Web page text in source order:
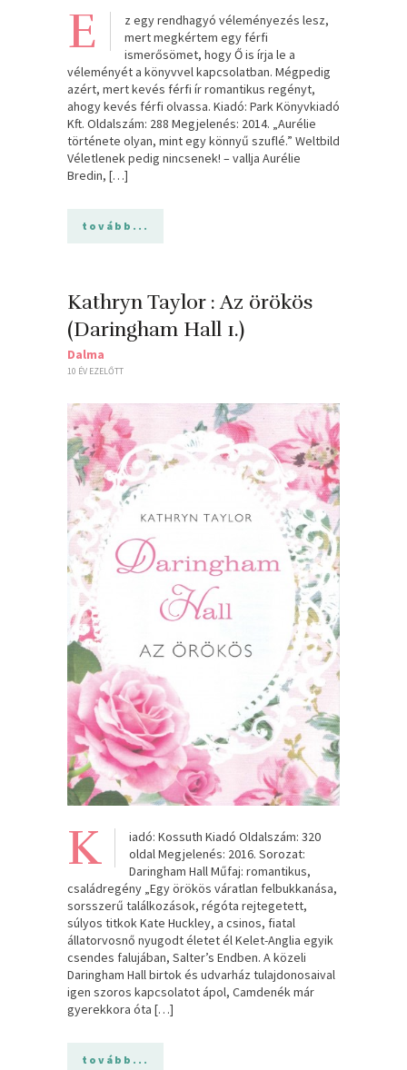
E
z egy rendhagyó véleményezés lesz,
mert megkértem egy férfi
ismerősömet, hogy Ő is írja le a
véleményét a könyvvel kapcsolatban. Mégpedig
azért, mert kevés férfi ír romantikus regényt,
ahogy kevés férfi olvassa. Kiadó: Park Könyvkiadó
Kft. Oldalszám: 288 Megjelenés: 2014. „Aurélie
története olyan, mint egy könnyű szuflé.” Weltbild
Véletlenek pedig nincsenek! – vallja Aurélie
Bredin, […]
tovább...
Kathryn Taylor : Az örökös
(Daringham Hall 1.)
Dalma
10 ÉV EZELŐTT
K
iadó: Kossuth Kiadó Oldalszám: 320
oldal Megjelenés: 2016. Sorozat:
Daringham Hall Műfaj: romantikus,
családregény „Egy örökös váratlan felbukkanása,
sorsszerű találkozások, régóta rejtegetett,
súlyos titkok Kate Huckley, a csinos, fiatal
állatorvosnő nyugodt életet él Kelet-Anglia egyik
csendes falujában, Salter’s Endben. A közeli
Daringham Hall birtok és udvarház tulajdonosaival
igen szoros kapcsolatot ápol, Camdenék már
gyerekkora óta […]
tovább...